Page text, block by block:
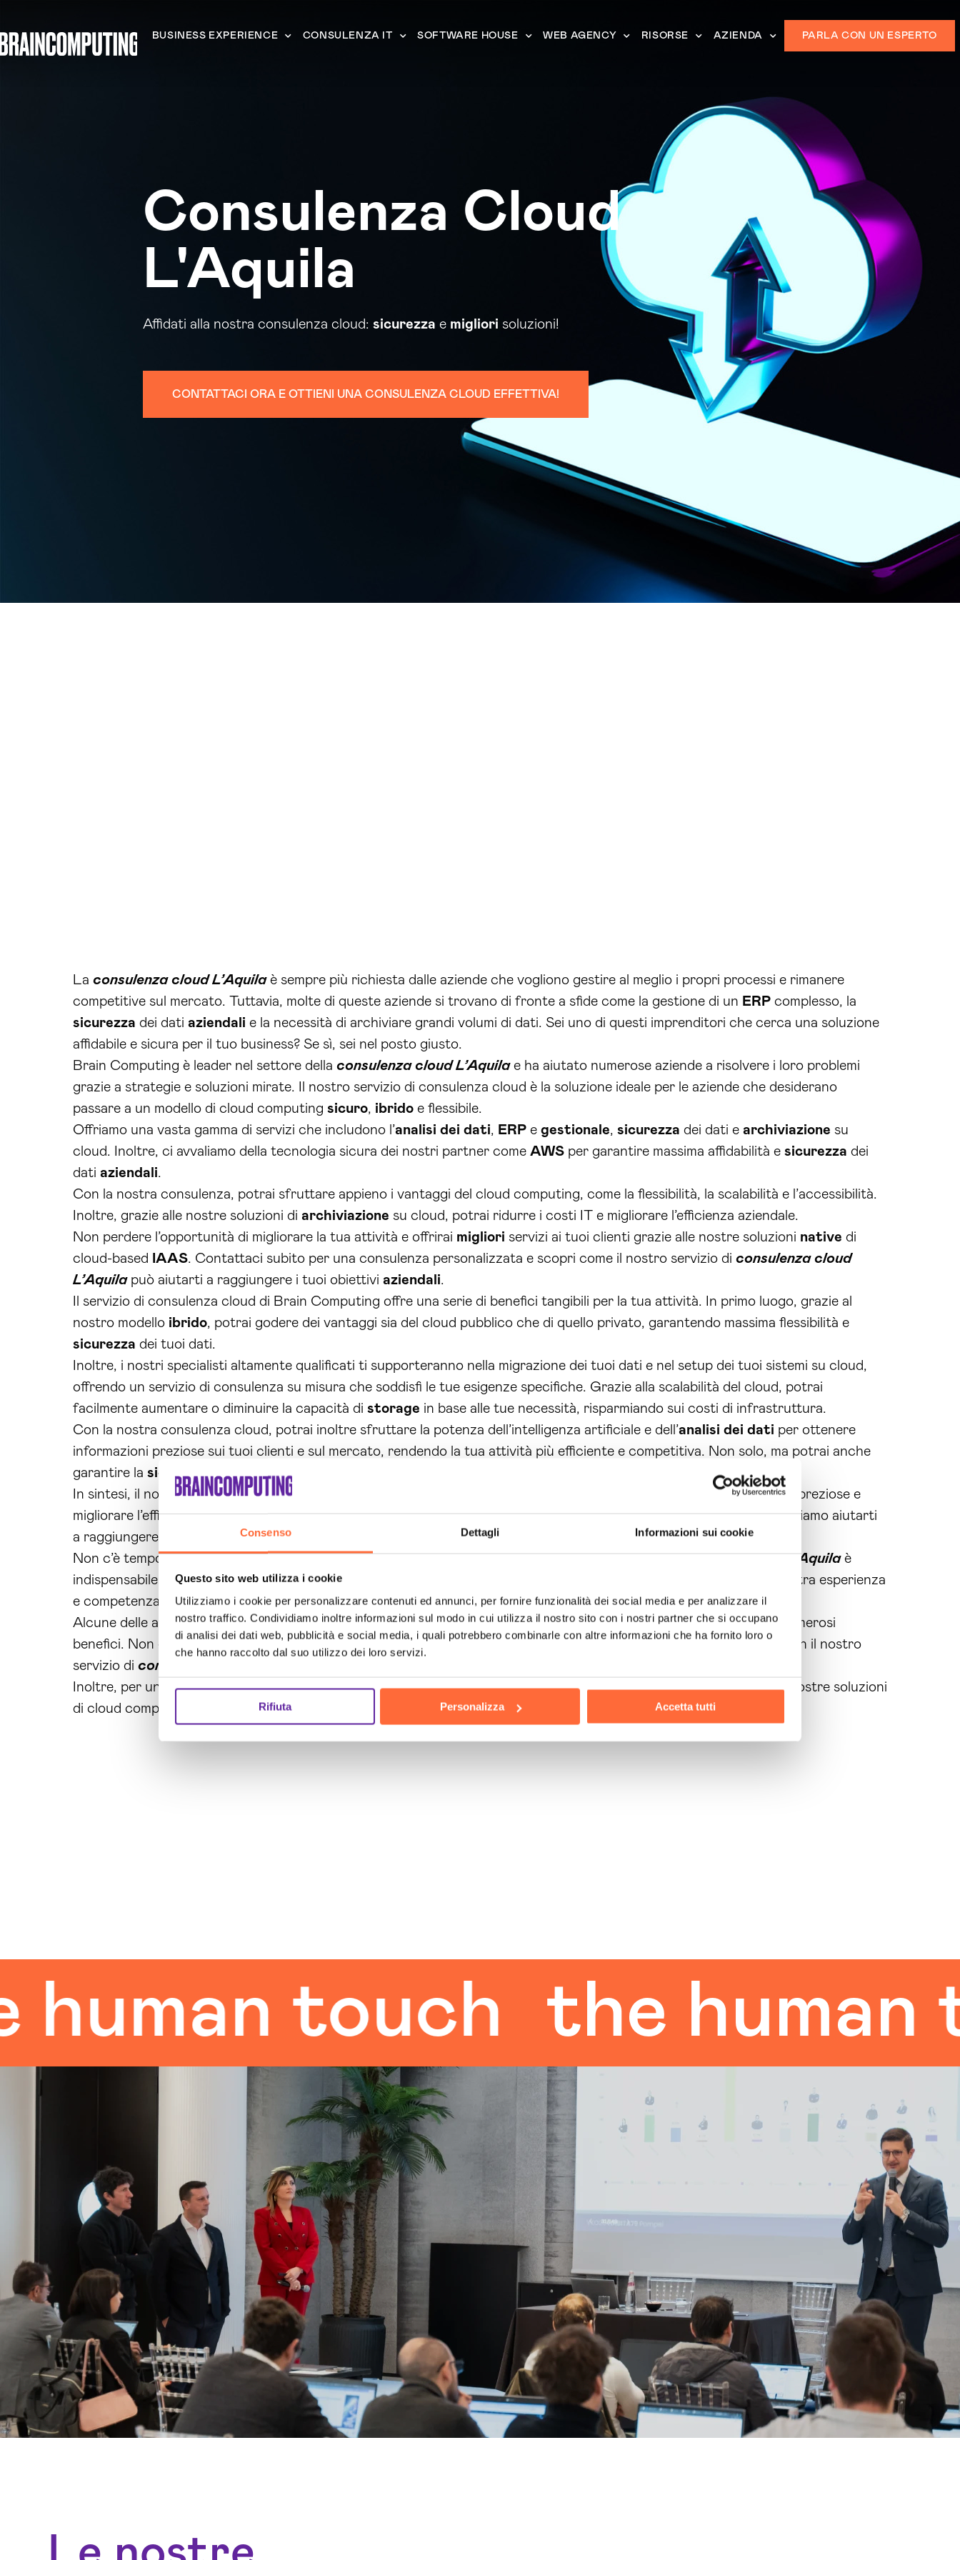
Consenso Dettagli Informazioni sui cookie
Questo sito web utilizza i cookie
Utilizziamo i cookie per personalizzare contenuti ed annunci, per fornire funzionalità dei social media e per analizzare il
nostro traffico. Condividiamo inoltre informazioni sul modo in cui utilizza il nostro sito con i nostri partner che si occupano
di analisi dei dati web, pubblicità e social media, i quali potrebbero combinarle con altre informazioni che ha fornito loro o
che hanno raccolto dal suo utilizzo dei loro servizi.
Rifiuta Personalizza Accetta tutti
BUSINESS EXPERIENCE CONSULENZA IT SOFTWARE HOUSE WEB AGENCY RISORSE AZIENDA PARLA CON UN ESPERTO
Consulenza Cloud
L'Aquila
Affidati alla nostra consulenza cloud: sicurezza e migliori soluzioni!
CONTATTACI ORA E OTTIENI UNA CONSULENZA CLOUD EFFETTIVA!
La consulenza cloud L’Aquilaè sempre più richiesta dalle aziende che vogliono gestire al meglio i propri processi e rimanere
competitive sul mercato. Tuttavia, molte di queste aziende si trovano di fronte a sfide come la gestione di un ERP complesso, la
sicurezza dei dati aziendali e la necessità di archiviare grandi volumi di dati. Sei uno di questi imprenditori che cerca una soluzione
affidabile e sicura per il tuo business? Se sì, sei nel posto giusto.
Brain Computing è leader nel settore della consulenza cloud L’Aquilae ha aiutato numerose aziende a risolvere i loro problemi
grazie a strategie e soluzioni mirate. Il nostro servizio di consulenza cloud è la soluzione ideale per le aziende che desiderano
passare a un modello di cloud computing sicuro, ibrido e flessibile.
Offriamo una vasta gamma di servizi che includono l’analisi dei dati, ERP e gestionale, sicurezza dei dati e archiviazione su
cloud. Inoltre, ci avvaliamo della tecnologia sicura dei nostri partner come AWS per garantire massima affidabilità e sicurezza dei
dati aziendali.
Con la nostra consulenza, potrai sfruttare appieno i vantaggi del cloud computing, come la flessibilità, la scalabilità e l’accessibilità.
Inoltre, grazie alle nostre soluzioni di archiviazione su cloud, potrai ridurre i costi IT e migliorare l’efficienza aziendale.
Non perdere l’opportunità di migliorare la tua attività e offrirai migliori servizi ai tuoi clienti grazie alle nostre soluzioni native di
cloud-based IAAS. Contattaci subito per una consulenza personalizzata e scopri come il nostro servizio di consulenza cloud
L’Aquilapuò aiutarti a raggiungere i tuoi obiettivi aziendali.
Il servizio di consulenza cloud di Brain Computing offre una serie di benefici tangibili per la tua attività. In primo luogo, grazie al
nostro modello ibrido, potrai godere dei vantaggi sia del cloud pubblico che di quello privato, garantendo massima flessibilità e
sicurezza dei tuoi dati.
Inoltre, i nostri specialisti altamente qualificati ti supporteranno nella migrazione dei tuoi dati e nel setup dei tuoi sistemi su cloud,
offrendo un servizio di consulenza su misura che soddisfi le tue esigenze specifiche. Grazie alla scalabilità del cloud, potrai
facilmente aumentare o diminuire la capacità di storage in base alle tue necessità, risparmiando sui costi di infrastruttura.
Con la nostra consulenza cloud, potrai inoltre sfruttare la potenza dell’intelligenza artificiale e dell’analisi dei dati per ottenere
informazioni preziose sui tuoi clienti e sul mercato, rendendo la tua attività più efficiente e competitiva. Non solo, ma potrai anche
garantire la sicurezzadei tuoi dati grazie all’utilizzo di tecnologie come
In sintesi, il nostro servizio di consulenza cloud L’Aquila
ti permetterà di risparmiare sui costi, ottenere informazioni preziose e
migliorare l’efficienza e lasicurezzadella tua attività. Non aspettare ancora, contattaci subito per scoprire come possiamo aiutarti
a raggiungere il successo con la nostra consulenza cloud.
Non c’è tempo da perdere se vuoi portare il tuo business al livello successivo. L’importanza dellaconsulenza cloud L’Aquilaè
indispensabile per rimanere competitivi nel mondo degli affari sempre più digitale e veloce. Non solo, ma grazie alla nostra esperienza
e competenza nel campo, puoi esseresicurodi ottenere lemigliorisoluzioni e strategie per la tua attività.
Alcune delle aziende più importanti e redditizie hanno già scelto la nostra consulenza cloud e oggi godono dei suoi numerosi
benefici. Non essere lasciato indietro, contattaci subito e scopri come possiamo aiutarti a migliorare il tuo business con il nostro
servizio di consulenza cloud L’Aquila
Inoltre, per un tempo limitato, offriamo una consulenza gratuita su come poter ottimizzare il tuo business grazie alle nostre soluzioni
di cloud computing. Non esitare, agisci ora e porta la tua attività al livello successivo con Brain Computing.
touch the human